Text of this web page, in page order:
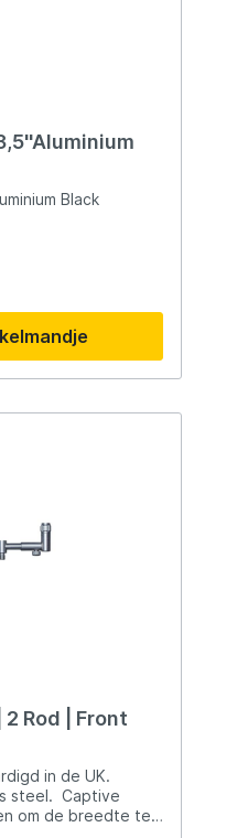
Black
2 Rod | Front
in de UK.
Captive
om de breedte te